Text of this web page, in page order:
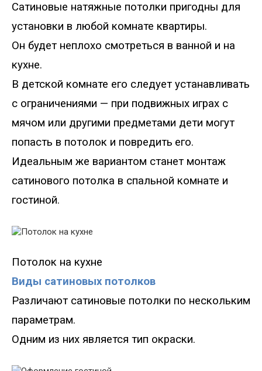
Сатиновые натяжные потолки пригодны для
установки в любой комнате квартиры.
Он будет неплохо смотреться в ванной и на
кухне.
В детской комнате его следует устанавливать
с ограничениями — при подвижных играх с
мячом или другими предметами дети могут
попасть в потолок и повредить его.
Идеальным же вариантом станет монтаж
сатинового потолка в спальной комнате и
гостиной.
Потолок на кухне
Виды сатиновых потолков
Различают сатиновые потолки по нескольким
параметрам.
Одним из них является тип окраски.